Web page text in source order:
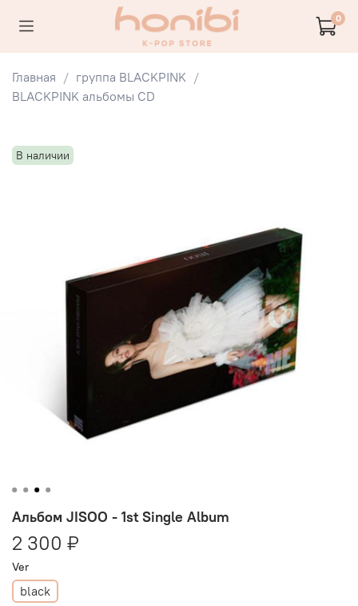
0
Главная
группа BLACKPINK
BLACKPINK альбомы CD
В наличии
Альбом JISOO - 1st Single Album
2 300 ₽
Ver
black